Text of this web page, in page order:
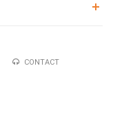
CONTACT